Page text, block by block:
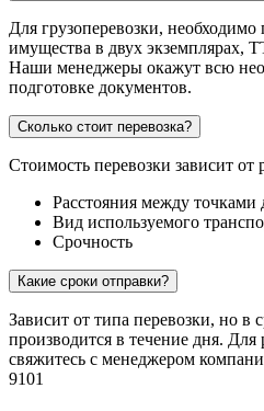
Для грузоперевозки, необходимо
имущества в двух экземплярах,
Наши менеджеры окажут всю
подготовке документов.
Сколько стоит перевозка?
Стоимость перевозки зависит от
Расстояния между точками
Вид используемого
Срочность
Какие сроки отправки?
Зависит от типа перевозки, но в
производится в течение дня. Для
свяжитесь с менеджером
9101